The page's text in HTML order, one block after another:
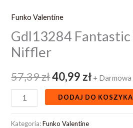
Funko Valentine
Gdl13284 Fantastic
Niffler
57,39zł40,99 zł + Darmowa
DODAJ DO KOSZYKA
Kategoria:Funko Valentine